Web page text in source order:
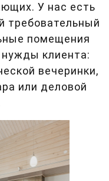
У нас есть
требовательный
помещения
клиента:
вечеринки,
или деловой